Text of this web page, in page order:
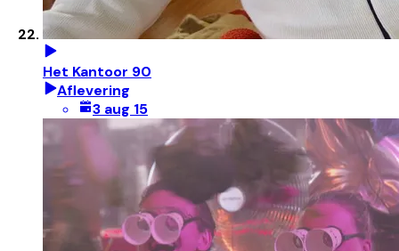
Het Kantoor 90
Aflevering
3 aug 15